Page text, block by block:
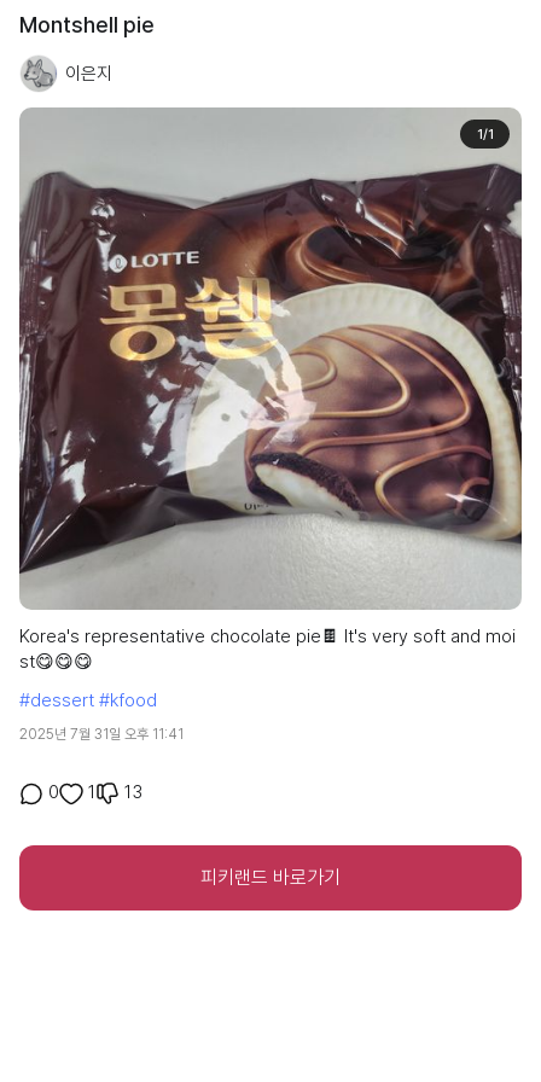
Montshell pie
이은지
1/1
Korea's representative chocolate pie🍫 It's very soft and moi
st😋😋😋
#dessert #kfood
2025년 7월 31일 오후 11:41
0 1 13
피키랜드 바로가기